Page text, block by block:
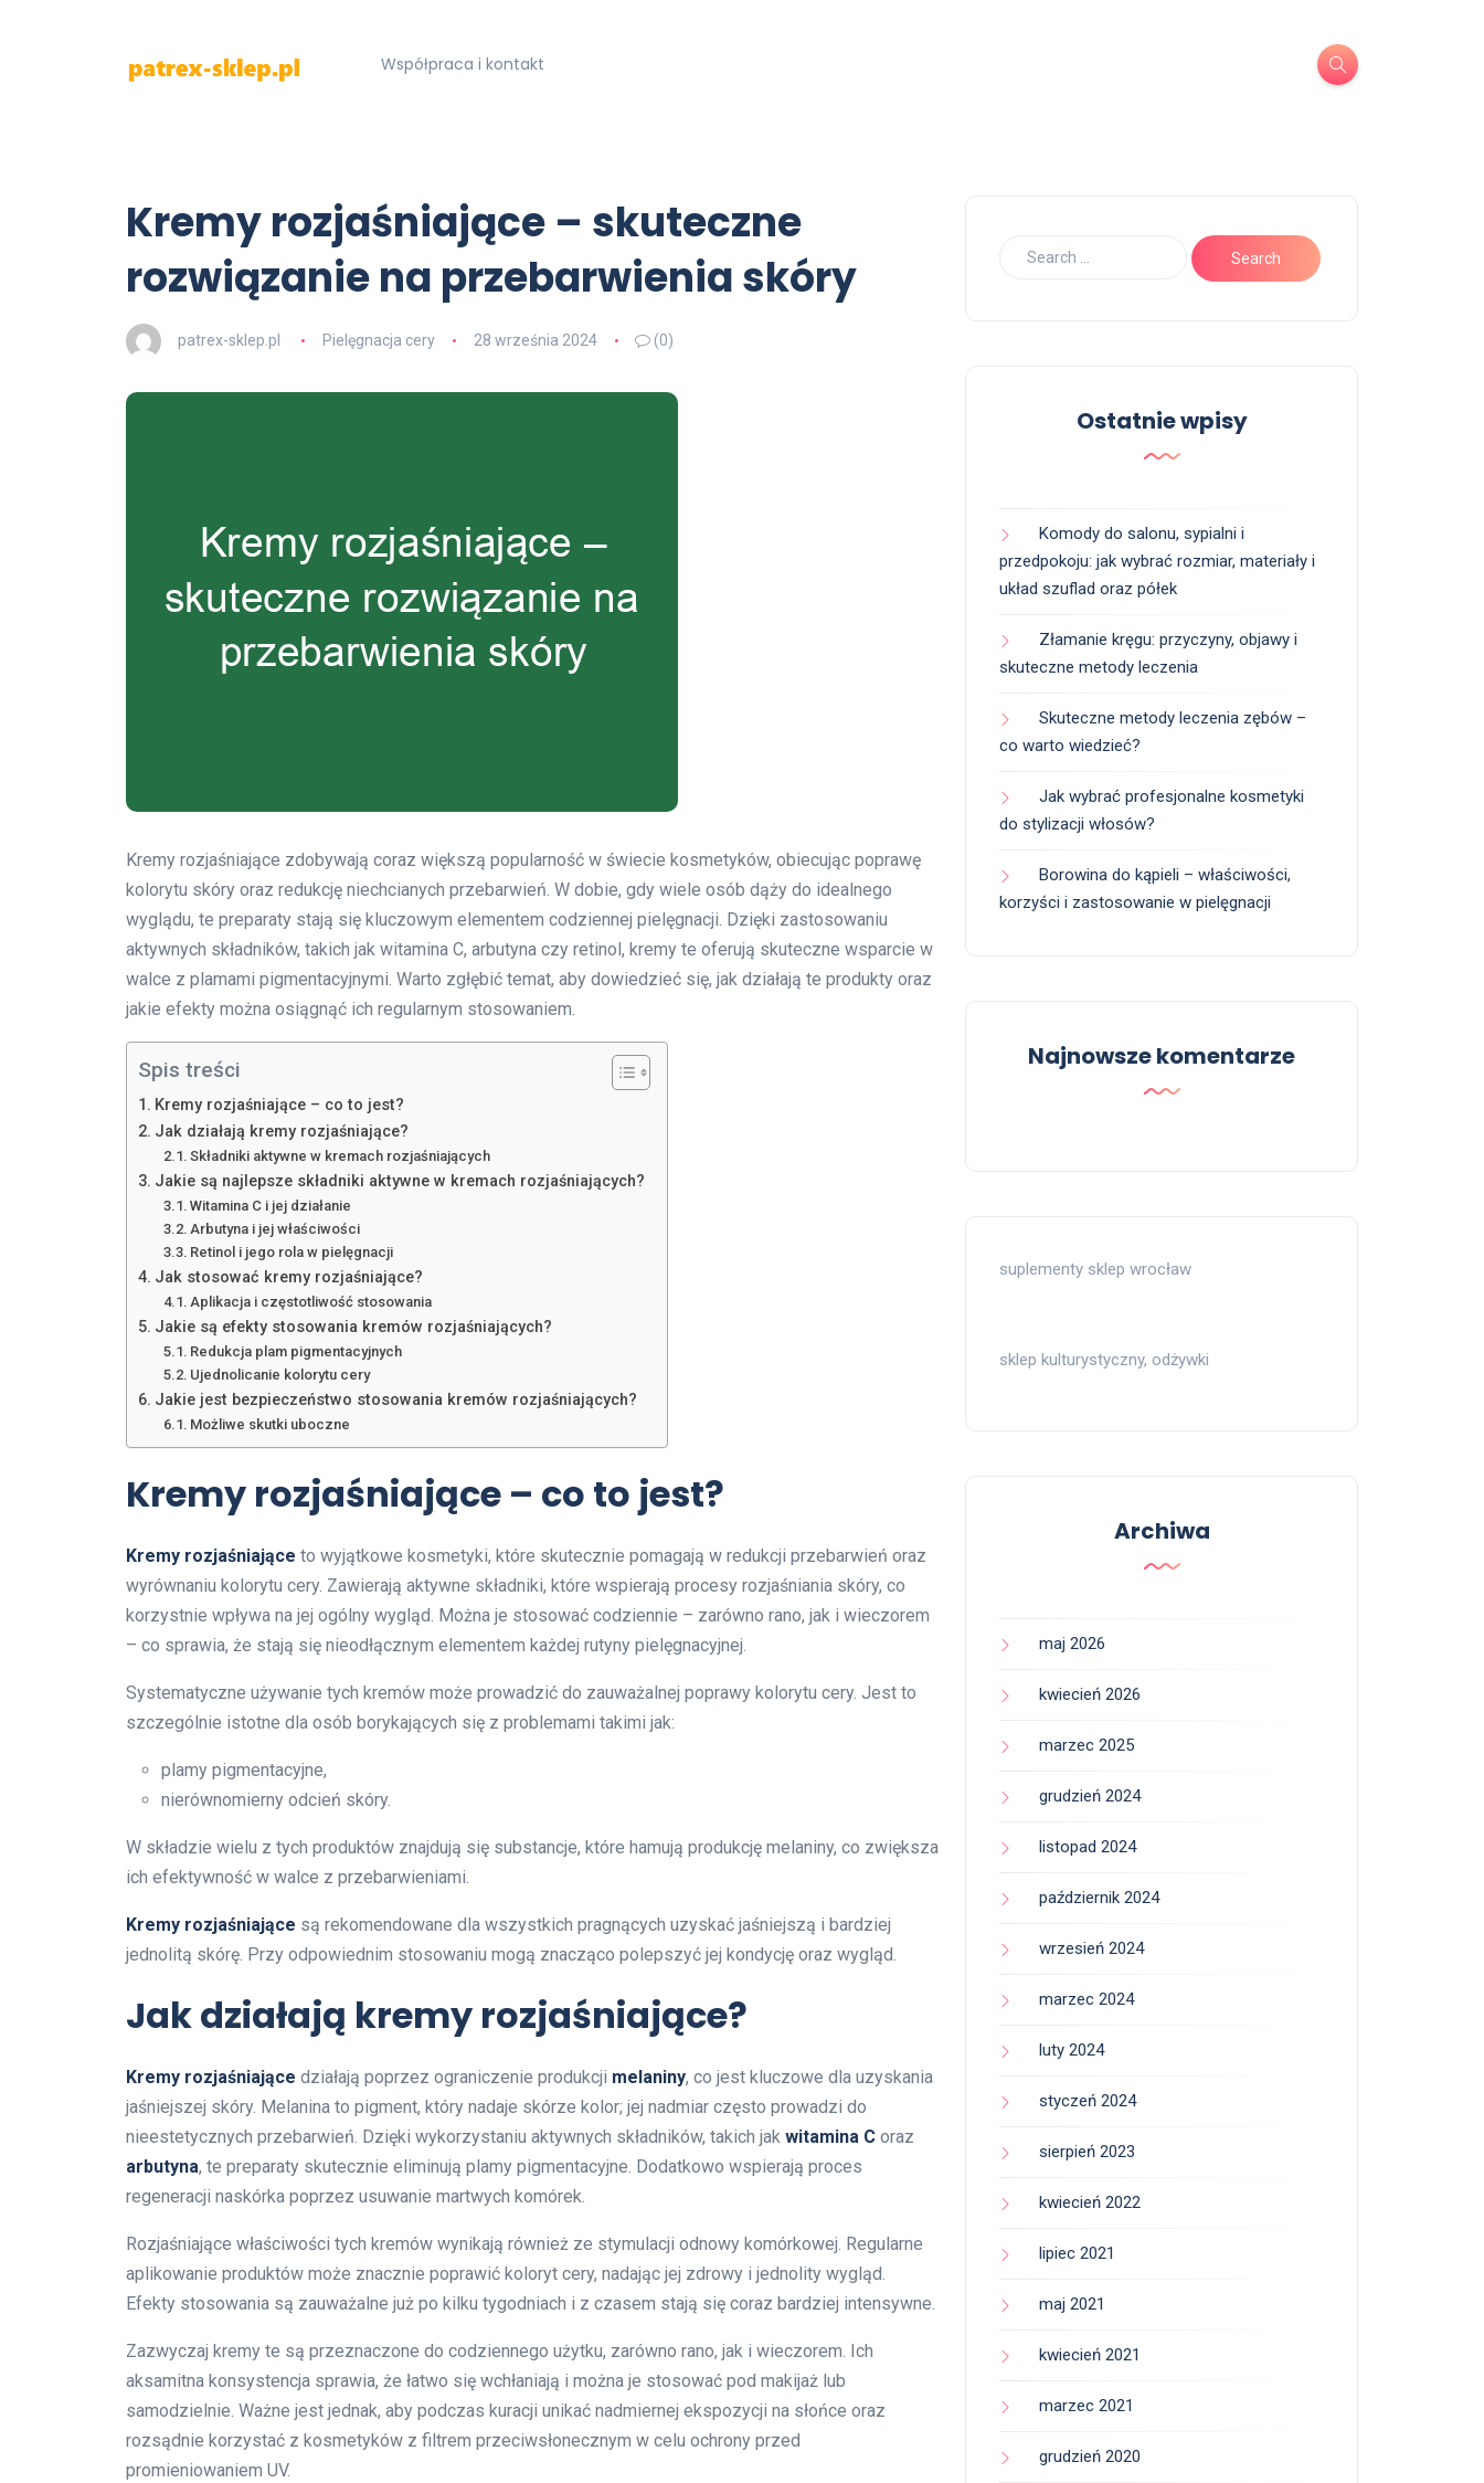
Współpraca i kontakt
Kremy rozjaśniające – skuteczne
rozwiązanie na przebarwienia skóry
patrex-sklep.pl Pielęgnacja cery 28 września 2024 (0)
Kremy rozjaśniające zdobywają coraz większą popularność w świecie kosmetyków, obiecując poprawę
kolorytu skóry oraz redukcję niechcianych przebarwień. W dobie, gdy wiele osób dąży do idealnego
wyglądu, te preparaty stają się kluczowym elementem codziennej pielęgnacji. Dzięki zastosowaniu
aktywnych składników, takich jak witamina C, arbutyna czy retinol, kremy te oferują skuteczne wsparcie w
walce z plamami pigmentacyjnymi. Warto zgłębić temat, aby dowiedzieć się, jak działają te produkty oraz
jakie efekty można osiągnąć ich regularnym stosowaniem.
Spis treści
Kremy rozjaśniające – co to jest?
Jak działają kremy rozjaśniające?
Składniki aktywne w kremach rozjaśniających
Jakie są najlepsze składniki aktywne w kremach rozjaśniających?
Witamina C i jej działanie
Arbutyna i jej właściwości
Retinol i jego rola w pielęgnacji
Jak stosować kremy rozjaśniające?
Aplikacja i częstotliwość stosowania
Jakie są efekty stosowania kremów rozjaśniających?
Redukcja plam pigmentacyjnych
Ujednolicanie kolorytu cery
Jakie jest bezpieczeństwo stosowania kremów rozjaśniających?
Możliwe skutki uboczne
Kremy rozjaśniające – co to jest?
Kremy rozjaśniające to wyjątkowe kosmetyki, które skutecznie pomagają w redukcji przebarwień oraz
wyrównaniu kolorytu cery. Zawierają aktywne składniki, które wspierają procesy rozjaśniania skóry, co
korzystnie wpływa na jej ogólny wygląd. Można je stosować codziennie – zarówno rano, jak i wieczorem
– co sprawia, że stają się nieodłącznym elementem każdej rutyny pielęgnacyjnej.
Systematyczne używanie tych kremów może prowadzić do zauważalnej poprawy kolorytu cery. Jest to
szczególnie istotne dla osób borykających się z problemami takimi jak:
plamy pigmentacyjne,
nierównomierny odcień skóry.
W składzie wielu z tych produktów znajdują się substancje, które hamują produkcję melaniny, co zwiększa
ich efektywność w walce z przebarwieniami.
Kremy rozjaśniające są rekomendowane dla wszystkich pragnących uzyskać jaśniejszą i bardziej
jednolitą skórę. Przy odpowiednim stosowaniu mogą znacząco polepszyć jej kondycję oraz wygląd.
Jak działają kremy rozjaśniające?
Kremy rozjaśniające działają poprzez ograniczenie produkcji melaniny, co jest kluczowe dla uzyskania
jaśniejszej skóry. Melanina to pigment, który nadaje skórze kolor; jej nadmiar często prowadzi do
nieestetycznych przebarwień. Dzięki wykorzystaniu aktywnych składników, takich jak witamina C oraz
arbutyna, te preparaty skutecznie eliminują plamy pigmentacyjne. Dodatkowo wspierają proces
regeneracji naskórka poprzez usuwanie martwych komórek.
Rozjaśniające właściwości tych kremów wynikają również ze stymulacji odnowy komórkowej. Regularne
aplikowanie produktów może znacznie poprawić koloryt cery, nadając jej zdrowy i jednolity wygląd.
Efekty stosowania są zauważalne już po kilku tygodniach i z czasem stają się coraz bardziej intensywne.
Zazwyczaj kremy te są przeznaczone do codziennego użytku, zarówno rano, jak i wieczorem. Ich
aksamitna konsystencja sprawia, że łatwo się wchłaniają i można je stosować pod makijaż lub
samodzielnie. Ważne jest jednak, aby podczas kuracji unikać nadmiernej ekspozycji na słońce oraz
rozsądnie korzystać z kosmetyków z filtrem przeciwsłonecznym w celu ochrony przed
promieniowaniem UV.
Ostatnie wpisy
Komody do salonu, sypialni i
przedpokoju: jak wybrać rozmiar, materiały i
układ szuflad oraz półek
Złamanie kręgu: przyczyny, objawy i
skuteczne metody leczenia
Skuteczne metody leczenia zębów –
co warto wiedzieć?
Jak wybrać profesjonalne kosmetyki
do stylizacji włosów?
Borowina do kąpieli – właściwości,
korzyści i zastosowanie w pielęgnacji
Najnowsze komentarze
suplementy sklep wrocław
sklep kulturystyczny, odżywki
Archiwa
maj 2026
kwiecień 2026
marzec 2025
grudzień 2024
listopad 2024
październik 2024
wrzesień 2024
marzec 2024
luty 2024
styczeń 2024
sierpień 2023
kwiecień 2022
lipiec 2021
maj 2021
kwiecień 2021
marzec 2021
grudzień 2020